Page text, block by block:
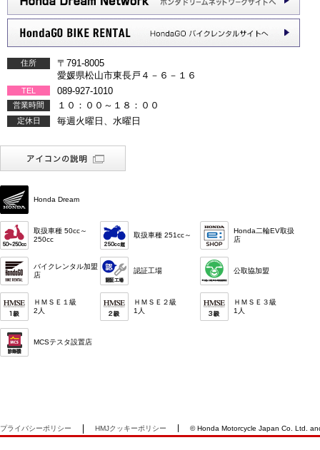
住所
〒791-8005
愛媛県松山市東長戸４－６－１６
TEL 089-927-1010
営業時間 １０：００～１８：００
定休日 毎週火曜日、水曜日
Honda Dream
取扱車種 50cc～
250cc
取扱車種 251cc～
Honda二輪EV取扱
店
バイクレンタル加盟
店
認証工場 公取協加盟
ＨＭＳＥ１級
2人
ＨＭＳＥ２級
1人
ＨＭＳＥ３級
1人
MCSテスタ設置店
プライバシーポリシー HMJクッキーポリシー © Honda Motorcycle Japan Co. Ltd.